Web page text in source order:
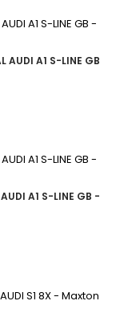
AUDI A1 S-LINE GB
A1 S-LINE GB -